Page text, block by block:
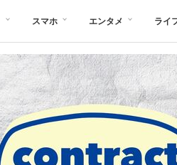
スマホ エンタメ ライ